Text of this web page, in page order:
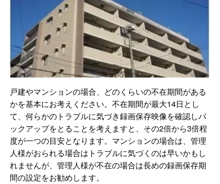
戸建やマンションの場合、どのくらいの不在期間がある
かを基本にお考えください。不在期間が最大14日とし
て、何らかのトラブルに気づき録画保存映像を確認しバ
ックアップをとることを考えますと、その2倍から3倍程
度が一つの目安となります。マンションの場合は、管理
人様がおられる場合はトラブルに気づくのは早いかもし
れませんが、管理人様が不在の場合は長めの録画保存期
間の設定をお勧めします。